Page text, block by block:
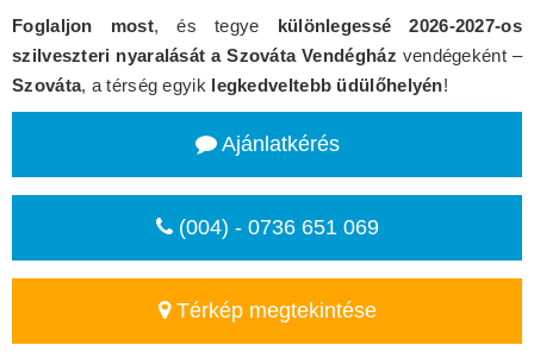
Foglaljon most, és tegye különlegessé 2026-2027-os
szilveszteri nyaralását a Szováta Vendégház vendégeként –
Szováta, a térség egyik legkedveltebb üdülőhelyén!
Ajánlatkérés
(004) - 0736 651 069
Térkép megtekintése